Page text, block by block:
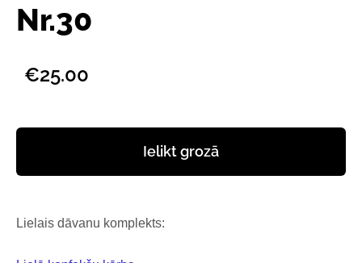
Nr.30
€25.00
Ielikt grozā
Lielais dāvanu komplekts: